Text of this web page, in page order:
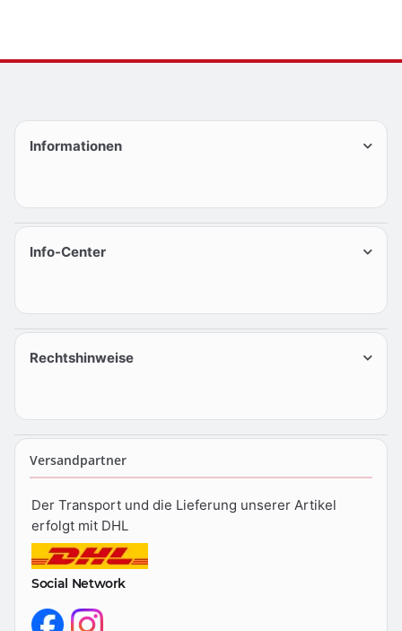
Informationen
Info-Center
Rechtshinweise
Versandpartner
Der Transport und die Lieferung unserer Artikel
erfolgt mit DHL
Social Network